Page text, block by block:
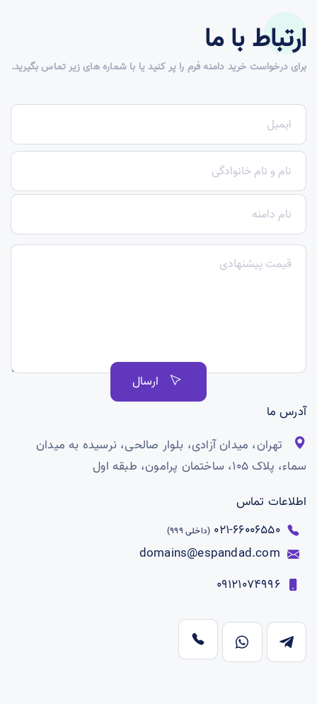
ارتباط با ما
برای درخواست خرید دامنه فرم را پر کنید یا با شماره های زیر تماس بگیرید.
ارسال
آدرس ما
تهران، میدان آزادی، بلوار صالحی، نرسیده به میدان
سماء، پلاک ۱۰۵، ساختمان پرامون، طبقه اول
اطلاعات تماس
(داخلی 999)
66006550-021
domains@espandad.com
09121074996